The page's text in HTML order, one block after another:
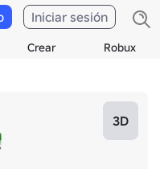
Crear Robux
Iniciar sesión
3D